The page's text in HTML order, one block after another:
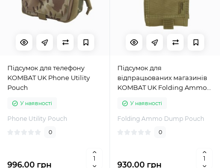
Підсумок для телефону
KOMBAT UK Phone Utility
Pouch
У наявності
Phone Utility Pouch
0
996.00 грн
Підсумок для
відпрацьованих магазинів
KOMBAT UK Folding Ammo
У наявності
Folding Ammo Dump Pouch
0
930.00 грн